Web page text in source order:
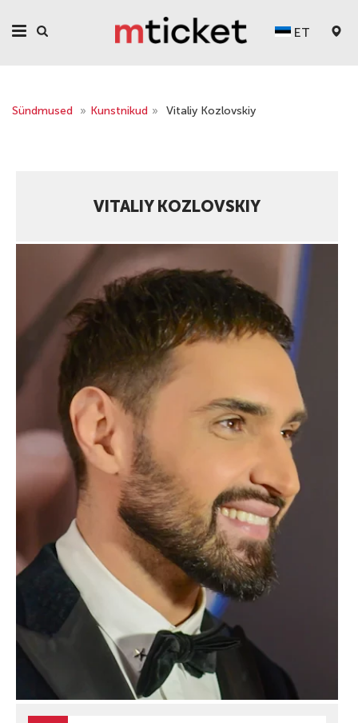
ET
Sündmused » Kunstnikud » Vitaliy Kozlovskiy
VITALIY KOZLOVSKIY